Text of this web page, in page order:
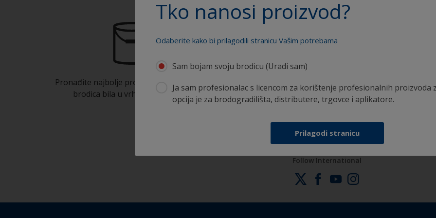
Tko nanosi proizvod?
Odaberite kako bi prilagodili stranicu Vašim potrebama
Sam bojam svoju brodicu (Uradi sam)
Ja sam profesionalac s licencom za korištenje profesionalnih proizvoda
opcija je za brodogradilišta, distributere, trgovce i aplikatore.
Prilagodi stranicu
Pronađite najbolje proizvode kako bi Vaša
brodica bila u vrhunskom stanju
Sva podrška potrebna da aplicirate proizvode sa
sigurnošću
Follow International